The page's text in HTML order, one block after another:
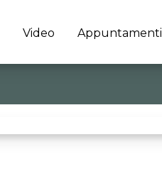
Video Appuntamenti